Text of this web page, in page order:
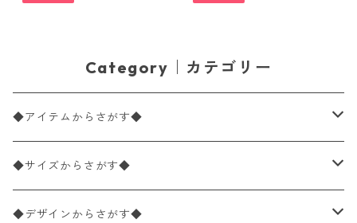
Category｜カテゴリー
◆アイテムからさがす◆
ペーパーナプキン2枚バラ売り
ペーパーナプキン1枚バラ売り
◆サイズからさがす◆
33×33cm（ランチサイズ）
◆デザインからさがす◆